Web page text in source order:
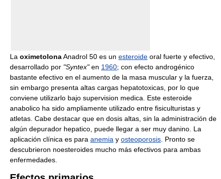
La oximetolonaAnadrol 50 es un esteroide oral fuerte y efectivo,
desarrollado por "Syntex"en 1960; con efecto androgénico
bastante efectivo en el aumento de la masa muscular y la fuerza,
sin embargo presenta altas cargas hepatotoxicas, por lo que
conviene utilizarlo bajo supervision medica. Este esteroide
anabolico ha sido ampliamente utilizado entre fisiculturistas y
atletas. Cabe destacar que en dosis altas, sin la administración de
algún depurador hepatico, puede llegar a ser muy danino. La
aplicación clínica es para anemia y osteoporosis . Pronto se
descubrieron noesteroides mucho más efectivos para ambas
enfermedades.